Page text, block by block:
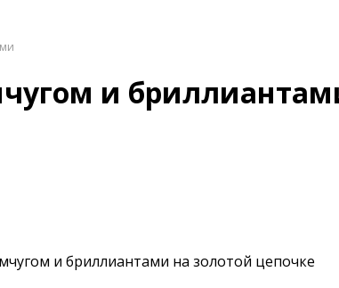
и
и бриллиaнтами на золотой цепочке